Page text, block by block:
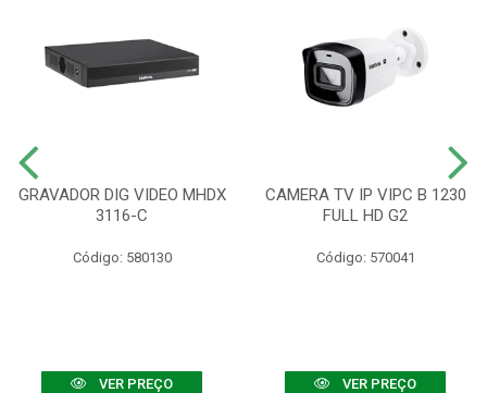
GRAVADOR DIG VIDEO MHDX
3116-C
Código: 580130
VER PREÇO
CAMERA TV IP VIPC B 1230
FULL HD G2
Código: 570041
VER PREÇO